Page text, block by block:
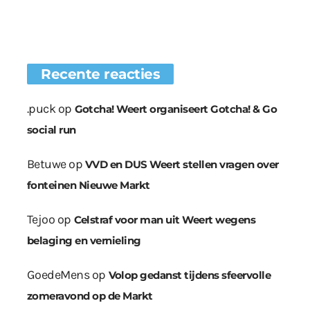
Recente reacties
.puckop Gotcha! Weert organiseert Gotcha! & Go
social run
Betuweop VVD en DUS Weert stellen vragen over
fonteinen Nieuwe Markt
Tejoo op Celstraf voor man uit Weert wegens
belaging en vernieling
GoedeMensop Volop gedanst tijdens sfeervolle
zomeravond op de Markt